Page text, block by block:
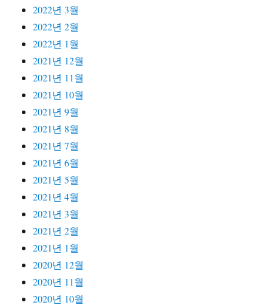
2022년 3월
2022년 2월
2022년 1월
2021년 12월
2021년 11월
2021년 10월
2021년 9월
2021년 8월
2021년 7월
2021년 6월
2021년 5월
2021년 4월
2021년 3월
2021년 2월
2021년 1월
2020년 12월
2020년 11월
2020년 10월